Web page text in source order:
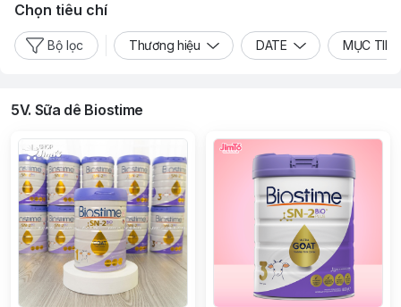
Chọn tiêu chí
Bộ lọc Thương hiệu DATE MỤC
5V. Sữa dê Biostime